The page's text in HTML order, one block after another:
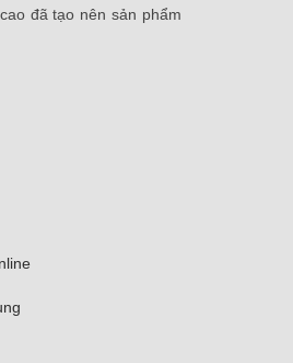
đã tạo nên sản phẩm